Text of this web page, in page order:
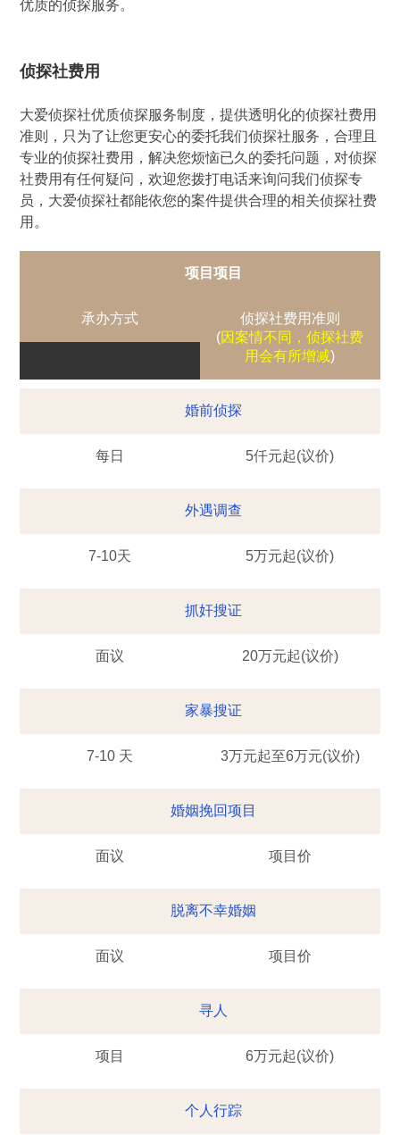
优质的侦探服务。
侦探社费用
大爱侦探社优质侦探服务制度，提供透明化的侦探社费用
准则，只为了让您更安心的委托我们侦探社服务，合理且
专业的侦探社费用，解决您烦恼已久的委托问题，对侦探
社费用有任何疑问，欢迎您拨打电话来询问我们侦探专
员，大爱侦探社都能依您的案件提供合理的相关侦探社费
用。
项目项目
承办方式
侦探社费用准则
(因案情不同，侦探社费
用会有所增减)
婚前侦探
每日 5仟元起(议价)
外遇调查
7-10天 5万元起(议价)
抓奸搜证
面议 20万元起(议价)
家暴搜证
7-10 天 3万元起至6万元(议价)
婚姻挽回项目
面议 项目价
脱离不幸婚姻
面议 项目价
寻人
项目 6万元起(议价)
个人行踪